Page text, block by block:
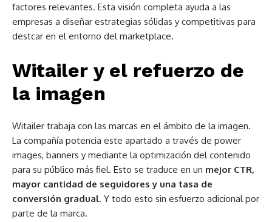
factores relevantes. Esta visión completa ayuda a las
empresas a diseñar estrategias sólidas y competitivas para
destcar en el entorno del marketplace.
Witailer y el refuerzo de
la imagen
Witailer trabaja con las marcas en el ámbito de la imagen.
La compañía potencia este apartado a través de power
images, banners y mediante la optimización del contenido
para su público más fiel. Esto se traduce en un mejor CTR,
mayor cantidad de seguidores y una tasa de
conversión gradual. Y todo esto sin esfuerzo adicional por
parte de la marca.